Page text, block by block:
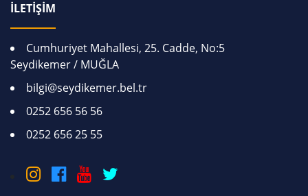
İLETİŞİM
Cumhuriyet Mahallesi, 25. Cadde, No:5
Seydikemer / MUĞLA
bilgi@seydikemer.bel.tr
0252 656 56 56
0252 656 25 55